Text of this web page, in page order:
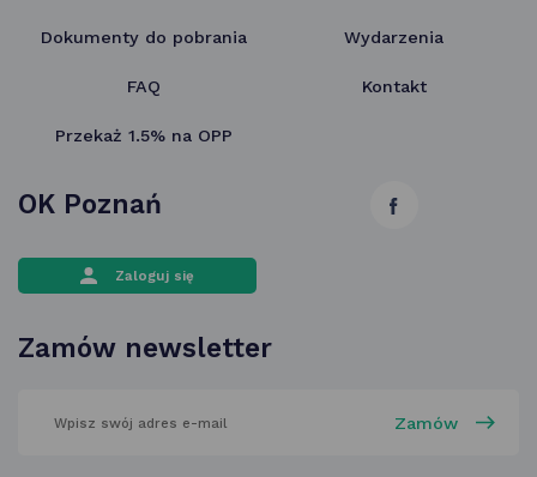
Dokumenty do pobrania Wydarzenia
FAQ Kontakt
Przekaż 1.5% na OPP
link
OK Poznań
Zaloguj się
Zamów newsletter